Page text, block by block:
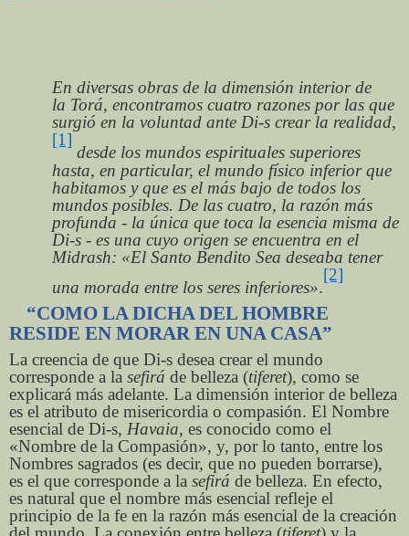
En diversas obras de la dimensión interior de
la Torá, encontramos cuatro razones por las que
surgió en la voluntad ante Di-s crear la realidad,
[1]
desde los mundos espirituales superiores
hasta, en particular, el mundo físico inferior que
habitamos y que es el más bajo de todos los
mundos posibles. De las cuatro, la razón más
profunda - la única que toca la esencia misma de
Di-s - es una cuyo origen se encuentra en el
Midrash: «El Santo Bendito Sea deseaba tener
una morada entre los seres inferiores».
[2]
“COMO LA DICHA DEL HOMBRE
RESIDE EN MORAR EN UNA CASA”
La creencia de que Di-s desea crear el mundo
corresponde a la sefirá de belleza (tiferet), como se
explicará más adelante. La dimensión interior de belleza
es el atributo de misericordia o compasión. El Nombre
esencial de Di-s, Havaia, es conocido como el
«Nombre de la Compasión», y, por lo tanto, entre los
Nombres sagrados (es decir, que no pueden borrarse),
es el que corresponde a la sefirá de belleza. En efecto,
es natural que el nombre más esencial refleje el
principio de la fe en la razón más esencial de la creación